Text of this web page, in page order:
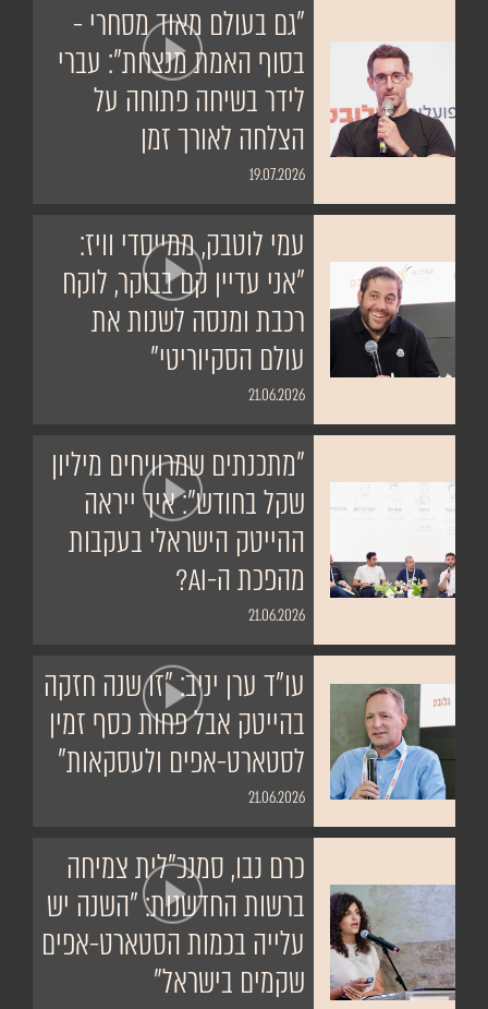
"גם בעולם מאוד מסחרי -
בסוף האמת מנצחת": עברי
לידר בשיחה פתוחה על
הצלחה לאורך זמן
19.07.2026
עמי לוטבק, ממייסדי וויז:
"אני עדיין קם בבוקר, לוקח
רכבת ומנסה לשנות את
עולם הסקיוריטי"
21.06.2026
"מתכנתים שמרוויחים מיליון
שקל בחודש": איך ייראה
ההייטק הישראלי בעקבות
מהפכת ה-AI?
21.06.2026
עו"ד ערן יניב: "זו שנה חזקה
בהייטק אבל פחות כסף זמין
לסטארט-אפים ולעסקאות"
21.06.2026
כרם נבו, סמנכ"לית צמיחה
ברשות החדשנות: "השנה יש
עלייה בכמות הסטארט-אפים
שקמים בישראל"